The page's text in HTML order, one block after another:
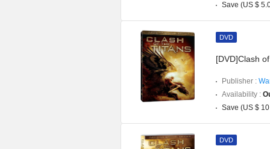
Save (US $
DVD
[DVD]Clash
Publisher :
Availability :
Save (US $
DVD